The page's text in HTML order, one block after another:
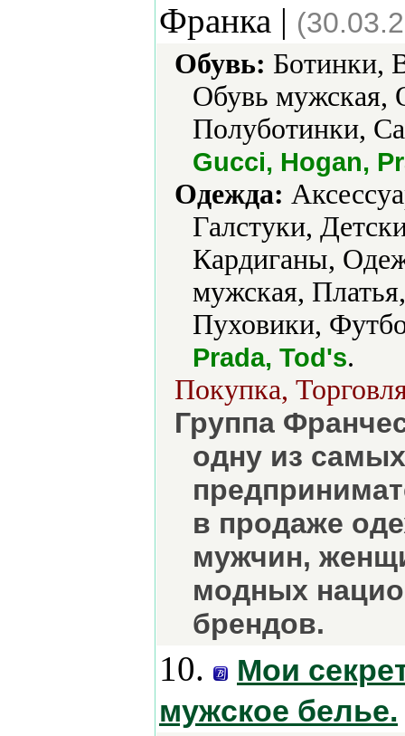
Франка |
Обувь: Ботинки,
Обувь мужская,
Полуботинки,
Gucci, Hogan,
Одежда:
Галстуки,
Кардиганы,
мужская,
Пуховики,
Prada, Tod's.
Покупка,
Группа
одну из
в продаже
мужчин,
модных
брендов.
10.
Мои
мужское белье.